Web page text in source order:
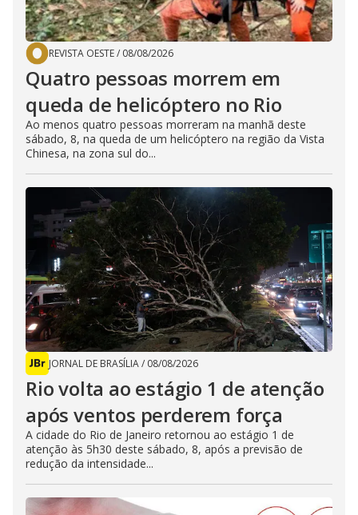
REVISTA OESTE/ 08/08/2026
Quatro pessoas morrem em
queda de helicóptero no Rio
Ao menos quatro pessoas morreram na manhã deste
sábado, 8, na queda de um helicóptero na região da Vista
Chinesa, na zona sul do...
JORNAL DE BRASÍLIA/ 08/08/2026
Rio volta ao estágio 1 de atenção
após ventos perderem força
A cidade do Rio de Janeiro retornou ao estágio 1 de
atenção às 5h30 deste sábado, 8, após a previsão de
redução da intensidade...